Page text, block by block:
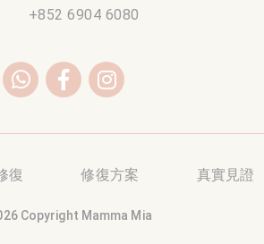
+852 6904 6080
復 修復方案 真實見證
Copyright Mamma Mia